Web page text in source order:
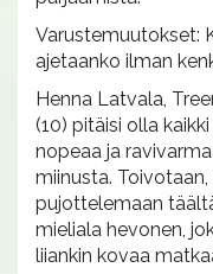
Varustemuutokset:
ajetaanko ilman
Henna Latvala,
(10) pitäisi olla
nopeaa ja
miinusta.
pujottelemaan
mieliala hevonen,
liiankin kovaa